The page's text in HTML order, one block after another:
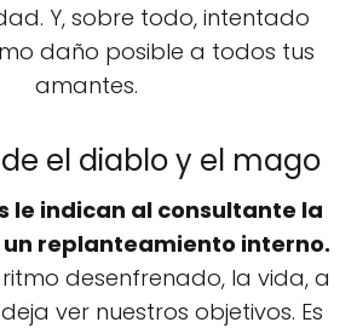
Y, sobre todo, intentado
daño posible a todos tus
amantes.
el diablo y el mago
le indican al consultante la
replanteamiento interno.
desenfrenado, la vida, a
ver nuestros objetivos. Es